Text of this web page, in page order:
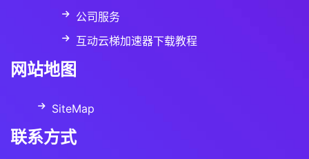
公司服务
互动云梯加速器下载教程
网站地图
SiteMap
联系方式